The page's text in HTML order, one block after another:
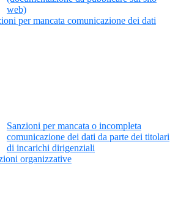
web)
per mancata comunicazione dei dati
Sanzioni per mancata o incompleta
comunicazione dei dati da parte dei titolari
di incarichi dirigenziali
organizzative